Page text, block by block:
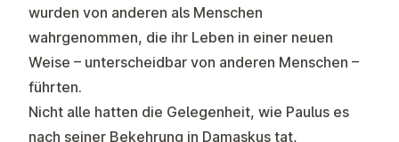
wurden von anderen als Menschen
wahrgenommen, die ihr Leben in einer neuen
Weise – unterscheidbar von anderen Menschen –
führten.
Nicht alle hatten die Gelegenheit, wie Paulus es
nach seiner Bekehrung in Damaskus tat,